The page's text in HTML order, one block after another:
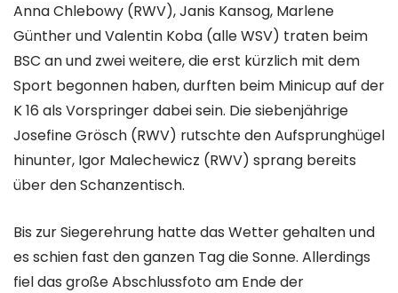
Anna Chlebowy (RWV), Janis Kansog, Marlene
Günther und Valentin Koba (alle WSV) traten beim
BSC an und zwei weitere, die erst kürzlich mit dem
Sport begonnen haben, durften beim Minicup auf der
K 16 als Vorspringer dabei sein. Die siebenjährige
Josefine Grösch (RWV) rutschte den Aufsprunghügel
hinunter, Igor Malechewicz (RWV) sprang bereits
über den Schanzentisch.
Bis zur Siegerehrung hatte das Wetter gehalten und
es schien fast den ganzen Tag die Sonne. Allerdings
fiel das große Abschlussfoto am Ende der